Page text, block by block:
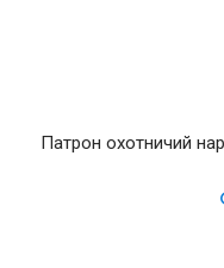
Патрон охотничий